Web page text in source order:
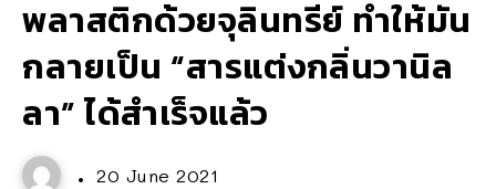
พลาสติกด้วยจุลินทรีย์ ทำให้มัน
กลายเป็น “สารแต่งกลิ่นวานิล
ลา” ได้สำเร็จแล้ว
20 June 2021